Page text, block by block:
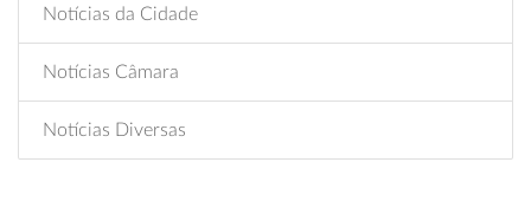
Notícias da Cidade
Notícias Câmara
Notícias Diversas